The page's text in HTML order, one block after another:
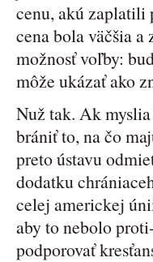
cenu, akú zaplatili
cena bola väčšia
možnosť voľby:
môže ukázať ako
Nuž tak. Ak
brániť to, na čo
preto ústavu
dodatku
celej americkej
aby to nebolo
podporovať